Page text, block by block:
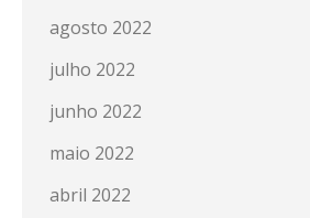
agosto 2022
julho 2022
junho 2022
maio 2022
abril 2022